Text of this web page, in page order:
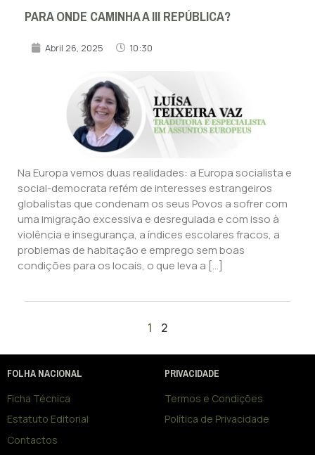
PARA ONDE CAMINHA A III REPÚBLICA?
Abril 26, 2025 10:30
Na Europa vemos duas realidades: a Europa socialista e
social-democrata refém de interesses estrangeiros
globalistas que condenam os seus Povos a sofrer com
uma imigração excessiva e desregulada e com isso à
violência e insegurança, a índices escolares fracos, a
problemas de habitação e emprego sem boas
condições para os locais, o que leva a […]
1 2
FOLHA NACIONAL
Ficha Técnica
Estatuto Editorial
Contactos
PRIVACIDADE
Termos e Condições
Política de Privacidade